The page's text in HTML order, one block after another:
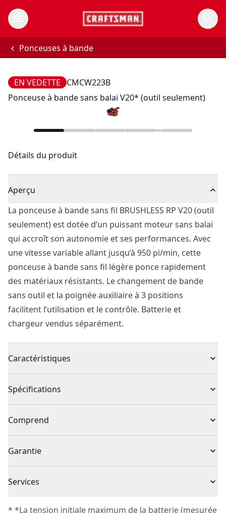
Ponceuses à bande
EN VEDETTE
CMCW223B
Ponceuse à bande sans balai V20* (outil seulement)
Détails du produit
Aperçu
La ponceuse à bande sans fil BRUSHLESS RP V20 (outil
seulement) est dotée d’un puissant moteur sans balai
qui accroît son autonomie et ses performances. Avec
une vitesse variable allant jusqu’à 950 pi/min, cette
ponceuse à bande sans fil légère ponce rapidement
des matériaux résistants. Le changement de bande
sans outil et la poignée auxiliaire à 3 positions
facilitent l’utilisation et le contrôle. Batterie et
chargeur vendus séparément.
Caractéristiques
maximale de 950 pi/min pour enlever rapidement les
10 réglages de vitesse pour divers travaux
Poignée auxiliaire à 3 positions facilitant l’utilisation et
le contrôle
Sac à poussière compatible Airlock pour garder la
zone de travail propre
précis et facile
Spécifications
Type de produit Ponceuse à bande
Sans fil ou avec fil Sans fil
Source d’énergie Batterie
Comprend
1 x Sac à poussière
Garantie
Services
Pour joindre le service à la clientèle de CRAFTSMAN®,
* *La tension initiale maximum de la batterie (mesurée